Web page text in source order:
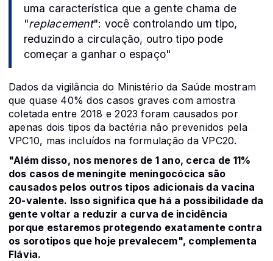
uma característica que a gente chama de
"replacement": você controlando um tipo,
reduzindo a circulação, outro tipo pode
começar a ganhar o espaço"
Dados da vigilância do Ministério da Saúde mostram
que quase 40% dos casos graves com amostra
coletada entre 2018 e 2023 foram causados por
apenas dois tipos da bactéria não prevenidos pela
VPC10, mas incluídos na formulação da VPC20.
"Além disso, nos menores de 1 ano, cerca de 11%
dos casos de meningite meningocócica são
causados pelos outros tipos adicionais da vacina
20-valente. Isso significa que há a possibilidade da
gente voltar a reduzir a curva de incidência
porque estaremos protegendo exatamente contra
os sorotipos que hoje prevalecem", complementa
Flávia.